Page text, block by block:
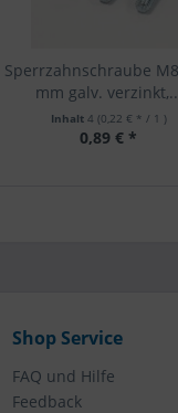
Sperrzahnschraube
mm galv.
Inhalt 4 (0,22 € * / 1 )
0,89 € *
Shop Service
FAQ und Hilfe
Feedback